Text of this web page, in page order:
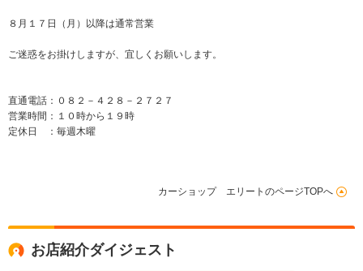
８月１７日（月）以降は通常営業
ご迷惑をお掛けしますが、宜しくお願いします。
直通電話：０８２－４２８－２７２７
営業時間：１０時から１９時
定休日 ：毎週木曜
カーショップ エリートのページTOPへ
お店紹介ダイジェスト